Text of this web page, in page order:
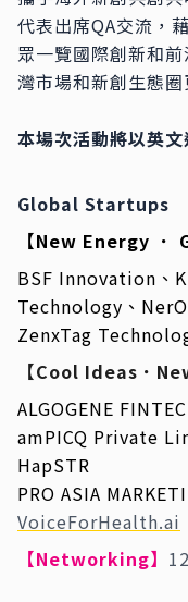
代表出席QA交流，
眾一覽國際創新和
灣市場和新創生態
本場次活動將以英文
Global Startups
【New Energy ．
BSF Innovation、
Technology、
ZenxTag
【Cool Ideas．
ALGOGENE
amPICQ Private
HapSTR
PRO ASIA
VoiceForHealth.ai
【Networking】